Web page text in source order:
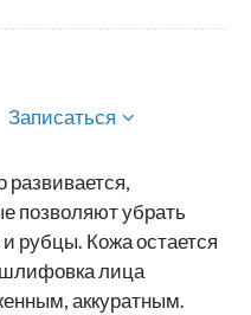
Записаться
развивается,
позволяют убрать
рубцы. Кожа остается
шлифовка лица
аккуратным.